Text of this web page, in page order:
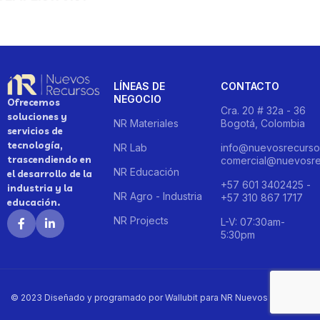
Ofrecemos
soluciones y
servicios de
tecnología,
trascendiendo en
el desarrollo de la
industria y la
educación.
LÍNEAS DE
NEGOCIO
NR Materiales
NR Lab
NR Educación
NR Agro - Industria
NR Projects
CONTACTO
Cra. 20 # 32a - 36
Bogotá, Colombia
+57 601 3402425 -
+57 310 867 1717
L-V: 07:30am-
5:30pm
© 2023 Diseñado y programado por Wallubit para NR Nuevos Recursos